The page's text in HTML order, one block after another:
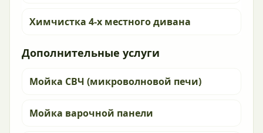
Химчистка 4-х местного дивана
Дополнительные услуги
Мойка СВЧ (микроволновой печи)
Мойка варочной панели